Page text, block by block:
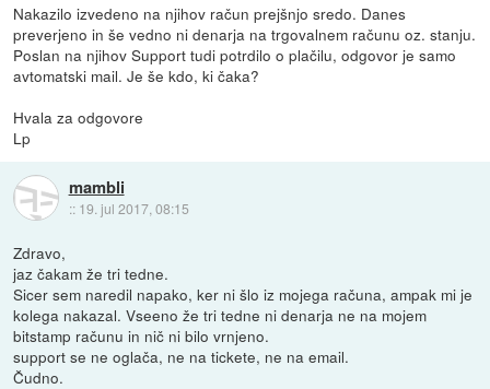
Nakazilo izvedeno na njihov račun prejšnjo sredo. Danes
preverjeno in še vedno ni denarja na trgovalnem računu oz. stanju.
Poslan na njihov Support tudi potrdilo o plačilu, odgovor je samo
avtomatski mail. Je še kdo, ki čaka?
Hvala za odgovore
Lp
mambli
:: 19. jul 2017, 08:15
Zdravo,
jaz čakam že tri tedne.
Sicer sem naredil napako, ker ni šlo iz mojega računa, ampak mi je
kolega nakazal. Vseeno že tri tedne ni denarja ne na mojem
bitstamp računu in nič ni bilo vrnjeno.
support se ne oglača, ne na tickete, ne na email.
Čudno.